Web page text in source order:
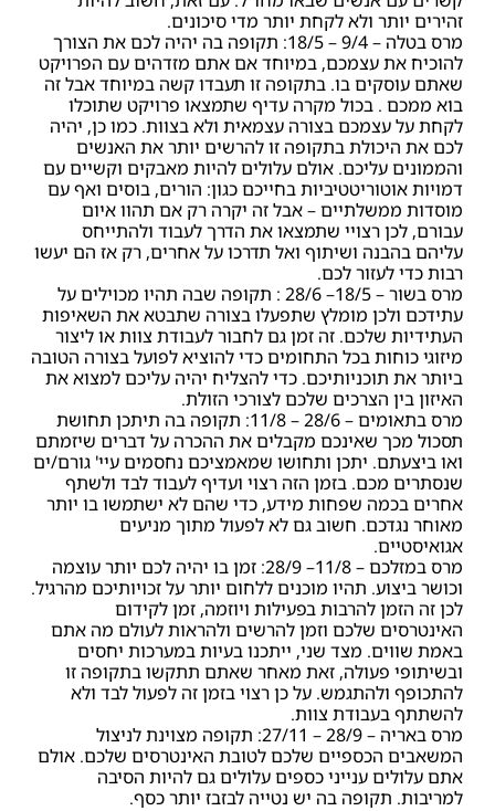
זהירים יותר ולא לקחת יותר מדי סיכונים.
מרס בטלה – 9/4 – 18/5: תקופה בה יהיה לכם את הצורך
להוכיח את עצמכם, במיוחד אם אתם מזדהים עם הפרויקט
שאתם עוסקים בו. בתקופה זו תעבדו קשה במיוחד אבל זה
בוא ממכם . בכול מקרה עדיף שתמצאו פרויקט שתוכלו
לקחת על עצמכם בצורה עצמאית ולא בצוות. כמו כן, יהיה
לכם את היכולת בתקופה זו להרשים יותר את האנשים
והממונים עליכם. אולם עלולים להיות מאבקים וקשיים עם
דמויות אוטוריטטיביות בחייכם כגון: הורים, בוסים ואף עם
מוסדות ממשלתיים – אבל זה יקרה רק אם תהוו איום
עבורם, לכן רצויי שתמצאו את הדרך לעבוד ולהתייחס
עליהם בהבנה ושיתוף ואל תדרכו על אחרים, רק אז הם יעשו
רבות כדי לעזור לכם.
מרס בשור – 18/5– 28/6 : תקופה שבה תהיו מכוילים על
עתידכם ולכן מומלץ שתפעלו בצורה שתבטא את השאיפות
העתידיות שלכם. זה זמן גם לחבור לעבודת צוות או ליצור
מיזוגי כוחות בכל התחומים כדי להוציא לפועל בצורה הטובה
ביותר את תוכניותיכם. כדי להצליח יהיה עליכם למצוא את
האיזון בין הצרכים שלכם לצורכי הזולת.
מרס בתאומים – 28/6 – 11/8: תקופה בה תיתכן תחושת
תסכול מכך שאינכם מקבלים את ההכרה על דברים שיזמתם
ואו ביצעתם. יתכן ותחושו שמאמציכם נחסמים עיי' גורם/ים
שנסתרים מכם. בזמן הזה רצוי ועדיף לעבוד לבד ולשתף
אחרים בכמה שפחות מידע, כדי שהם לא ישתמשו בו יותר
מאוחר נגדכם. חשוב גם לא לפעול מתוך מניעים
אגואיסטיים.
מרס במזלכם – 11/8– 28/9: זמן בו יהיה לכם יותר עוצמה
וכושר ביצוע. תהיו מוכנים ללחום יותר על זכויותיכם מהרגיל.
לכן זה הזמן להרבות בפעילות ויוזמה, זמן לקידום
האינטרסים שלכם וזמן להרשים ולהראות לעולם מה אתם
באמת שווים. מצד שני, ייתכנו בעיות במערכות יחסים
ובשיתופי פעולה, זאת מאחר שאתם תתקשו בתקופה זו
להתכופף ולהתגמש. על כן רצוי בזמן זה לפעול לבד ולא
להשתתף בעבודת צוות.
מרס באריה – 28/9 – 27/11: תקופה מצוינת לניצול
המשאבים הכספיים שלכם לטובת האינטרסים שלכם. אולם
אתם עלולים ענייני כספים עלולים גם להיות הסיבה
למריבות. תקופה בה יש נטייה לבזבז יותר כסף.